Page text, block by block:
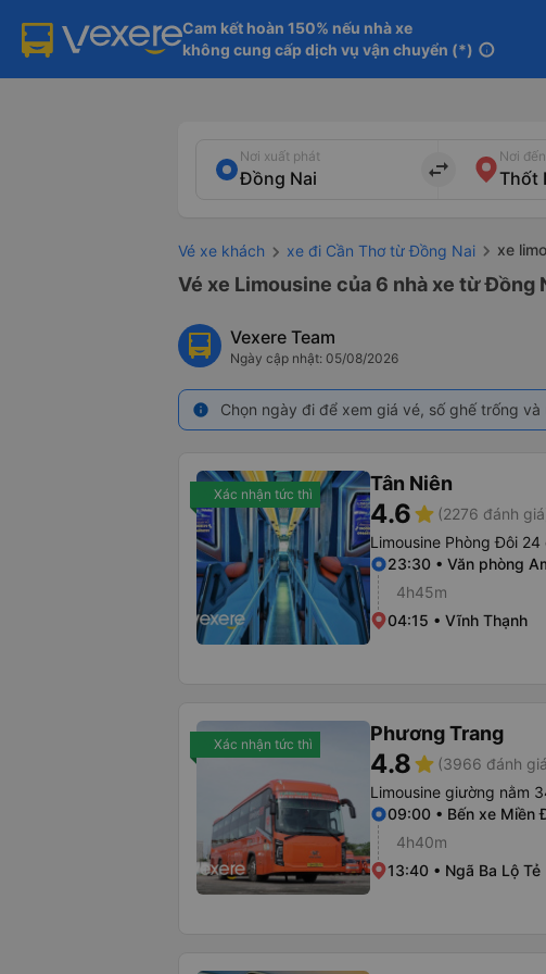
Cam kết hoàn 150% nếu nhà xe
không cung cấp dịch vụ vận chuyển (*) info
Nơi xuất phát
import_export
Nơi đến
Vé xe khách xe đi Cần Thơ từ Đồng Nai xe
Vé xe Limousine của 6 nhà xe từ Đồng
Vexere Team
Ngày cập nhật: 05/08/2026
info Chọn ngày đi để xem giá vé, số ghế trống
Xác nhận tức thì Tân Niên
4.6star (2276 đánh
Limousine Phòng Đôi 24
23:30 • Văn phòng
4h45m
04:15 • Vĩnh Thạnh
Xác nhận tức thì Phương Trang
4.8star (3966 đánh
Limousine giường nằm
09:00 • Bến xe Miền
4h40m
13:40 • Ngã Ba Lộ Tẻ